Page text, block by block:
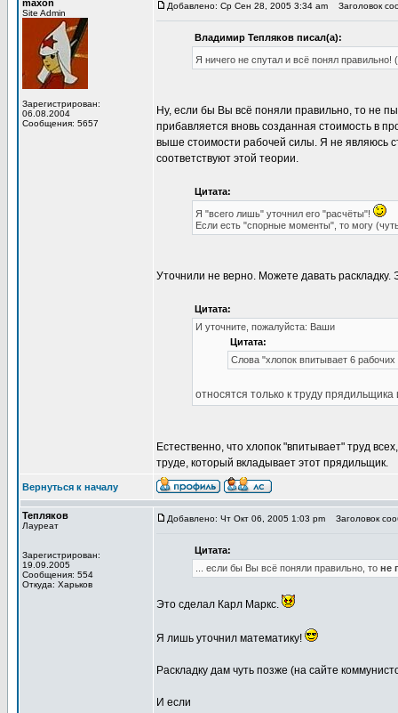
maxon
Site Admin
Зарегистрирован:
06.08.2004
Сообщения: 5657
Добавлено: Ср Сен 28, 2005 3:34 am Заголовок
Владимир Тепляков писал(а):
Я ничего не спутал и всё понял
Ну, если бы Вы всё поняли правильно, то не
прибавляется вновь созданная стоимость в
выше стоимости рабочей силы. Я не являюсь
соответствуют этой теории.
Цитата:
Я "всего лишь" уточнил его "расчёты"!
Если есть "спорные моменты", то могу
Уточнили не верно. Можете давать
Цитата:
И уточните, пожалуйста: Ваши
Цитата:
Слова "хлопок впитывает 6 рабочих
относятся только к труду
Естественно, что хлопок "впитывает" труд
труде, который вкладывает этот прядильщик.
Вернуться к началу
Тепляков
Лауреат
Зарегистрирован:
19.09.2005
Сообщения: 554
Откуда: Харьков
Добавлено: Чт Окт 06, 2005 1:03 pm Заголовок
Цитата:
... если бы Вы всё поняли правильно, то не
Это сделал Карл Маркс.
Я лишь уточнил математику!
Раскладку дам чуть позже (на сайте
И если